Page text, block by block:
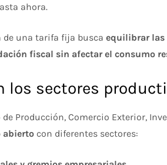
ahora.
de una tarifa fija buscaequilibrar las
fiscal sin afectar el consumo
los sectores
Producción, Comercio Exterior,
abierto con diferentes sectores: